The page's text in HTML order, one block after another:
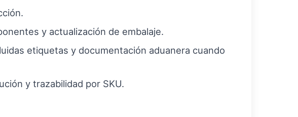
y actualización de embalaje.
etiquetas y documentación aduanera cuando
y trazabilidad por SKU.